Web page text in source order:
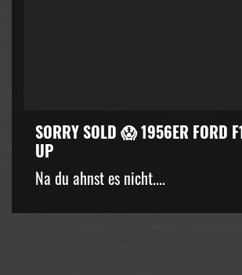
SORRY SOLD 😱 1956ER FORD
UP
Na du ahnst es nicht....